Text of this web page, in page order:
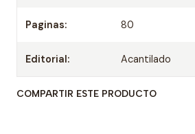
Paginas: 80
Editorial: Acantilado
COMPARTIR ESTE PRODUCTO